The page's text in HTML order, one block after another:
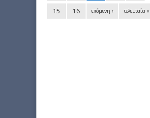
15 16 επόμενη › τελευταία »